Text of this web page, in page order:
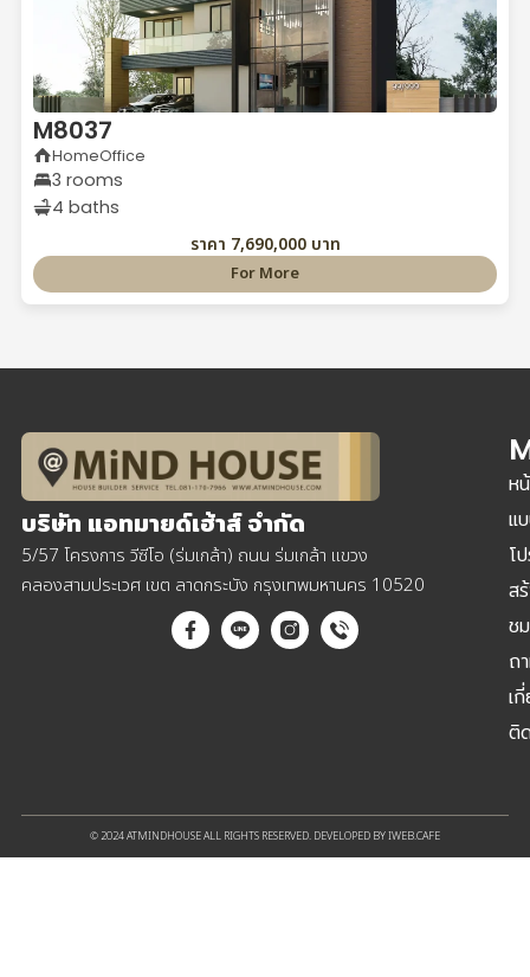
M8037
HomeOffice
3 rooms
4 baths
For More
ราคา 7,690,000 บาท
บริษัท แอทมายด์เฮ้าส์ จำกัด
5/57 โครงการ วีซีโอ (ร่มเกล้า) ถนน ร่มเกล้า แขวง
คลองสามประเวศ เขต ลาดกระบัง กรุงเทพมหานคร 10520
ห
แ
โ
ส
ช
ถ
เ
ติ
© 2024 ATMINDHOUSE ALL RIGHTS RESERVED. DEVELOPED BY IWEB.CAFE